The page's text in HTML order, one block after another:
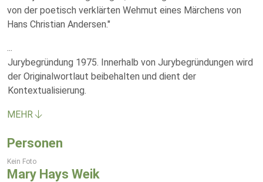
von der poetisch verklärten Wehmut eines Märchens von
Hans Christian Andersen."
...
Jurybegründung 1975. Innerhalb von Jurybegründungen wird
der Originalwortlaut beibehalten und dient der
Kontextualisierung.
MEHR
Personen
Kein Foto
Mary Hays Weik